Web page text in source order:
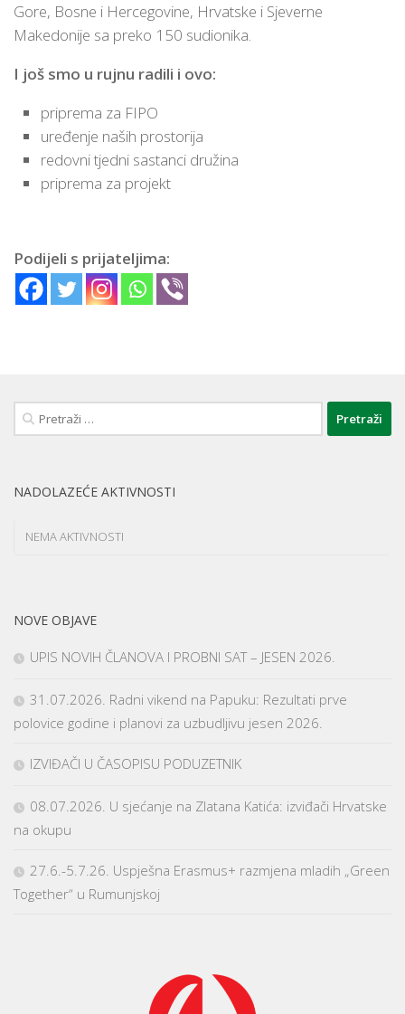
Gore, Bosne i Hercegovine, Hrvatske i Sjeverne
Makedonije sa preko 150 sudionika.
I još smo u rujnu radili i ovo:
priprema za FIPO
uređenje naših prostorija
redovni tjedni sastanci družina
priprema za projekt
Podijeli s prijateljima:
Pretraži:
NADOLAZEĆE AKTIVNOSTI
NEMA AKTIVNOSTI
NOVE OBJAVE
UPIS NOVIH ČLANOVA I PROBNI SAT – JESEN 2026.
31.07.2026. Radni vikend na Papuku: Rezultati prve
polovice godine i planovi za uzbudljivu jesen 2026.
IZVIĐAČI U ČASOPISU PODUZETNIK
08.07.2026. U sjećanje na Zlatana Katića: izviđači Hrvatske
na okupu
27.6.-5.7.26. Uspješna Erasmus+ razmjena mladih „Green
Together“ u Rumunjskoj